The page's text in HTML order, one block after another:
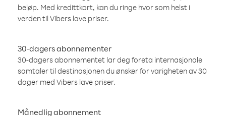
beløp. Med kredittkort, kan du ringe hvor som helst i
verden til Vibers lave priser.
30-dagers abonnementer
30-dagers abonnementet lar deg foreta internasjonale
samtaler til destinasjonen du ønsker for varigheten av 30
dager med Vibers lave priser.
Månedlig abonnement